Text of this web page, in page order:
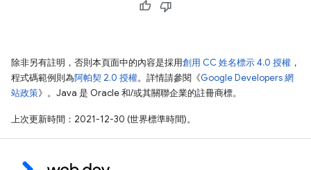
除非另有註明，否則本頁面中的內容是採用創用 CC 姓名標示 4.0 授權 ，
程式碼範例則為阿帕契 2.0 授權。詳情請參閱《Google Developers 網
站政策》。Java 是 Oracle 和/或其關聯企業的註冊商標。
上次更新時間：2021-12-30 (世界標準時間)。